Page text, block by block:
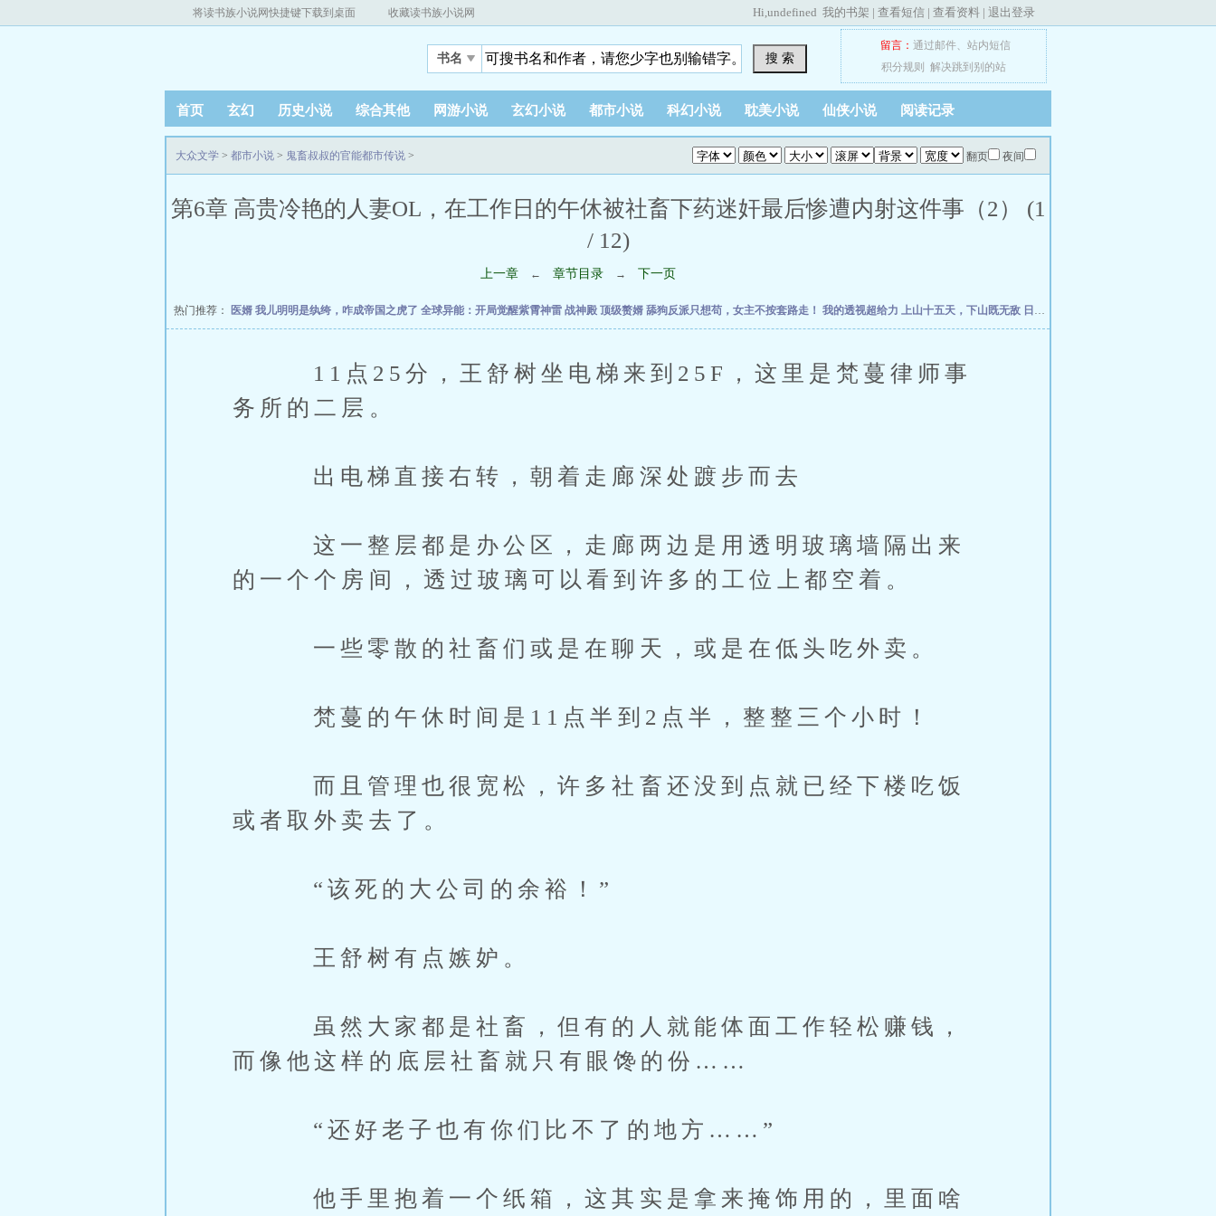
将读书族小说网快捷键下载到桌面 收藏读书族小说网 Hi,undefined 我的书架 | 查看短信 | 查看资料 | 退出登录
书名 搜 索
留言： 通过邮件、 站内短信
积分规则
解决跳到别的站
首页 玄幻 历史小说 综合其他 网游小说 玄幻小说 都市小说 科幻小说 耽美小说 仙侠小说 阅读记录
翻页 夜间
大众文学 > 都市小说 > 鬼畜叔叔的官能都市传说 >
第6章 高贵冷艳的人妻OL，在工作日的午休被社畜下药迷奸最后惨遭内射这件事（2） (1
/ 12)
上一章 ← 章节目录 → 下一页
热门推荐： 医婿 我儿明明是纨绔，咋成帝国之虎了 全球异能：开局觉醒紫霄神雷 战神殿 顶级赘婿 舔狗反派只想苟，女主不按套路走！ 我的透视超给力 上山十五天，下山既无敌 日常系综影：我的超能力每季刷新
11点25分，王舒树坐电梯来到25F，这里是梵蔓律师事
务所的二层。
出电梯直接右转，朝着走廊深处踱步而去
这一整层都是办公区，走廊两边是用透明玻璃墙隔出来
的一个个房间，透过玻璃可以看到许多的工位上都空着。
一些零散的社畜们或是在聊天，或是在低头吃外卖。
梵蔓的午休时间是11点半到2点半，整整三个小时！
而且管理也很宽松，许多社畜还没到点就已经下楼吃饭
或者取外卖去了。
“该死的大公司的余裕！”
王舒树有点嫉妒。
虽然大家都是社畜，但有的人就能体面工作轻松赚钱，
而像他这样的底层社畜就只有眼馋的份……
“还好老子也有你们比不了的地方……”
他手里抱着一个纸箱，这其实是拿来掩饰用的，里面啥